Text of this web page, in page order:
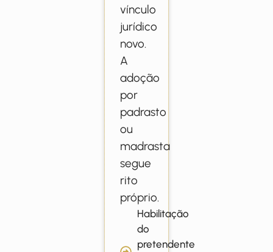
vínculo
jurídico
novo.
A
adoção
por
padrasto
ou
madrasta
segue
rito
próprio.
Habilitação
do
pretendente